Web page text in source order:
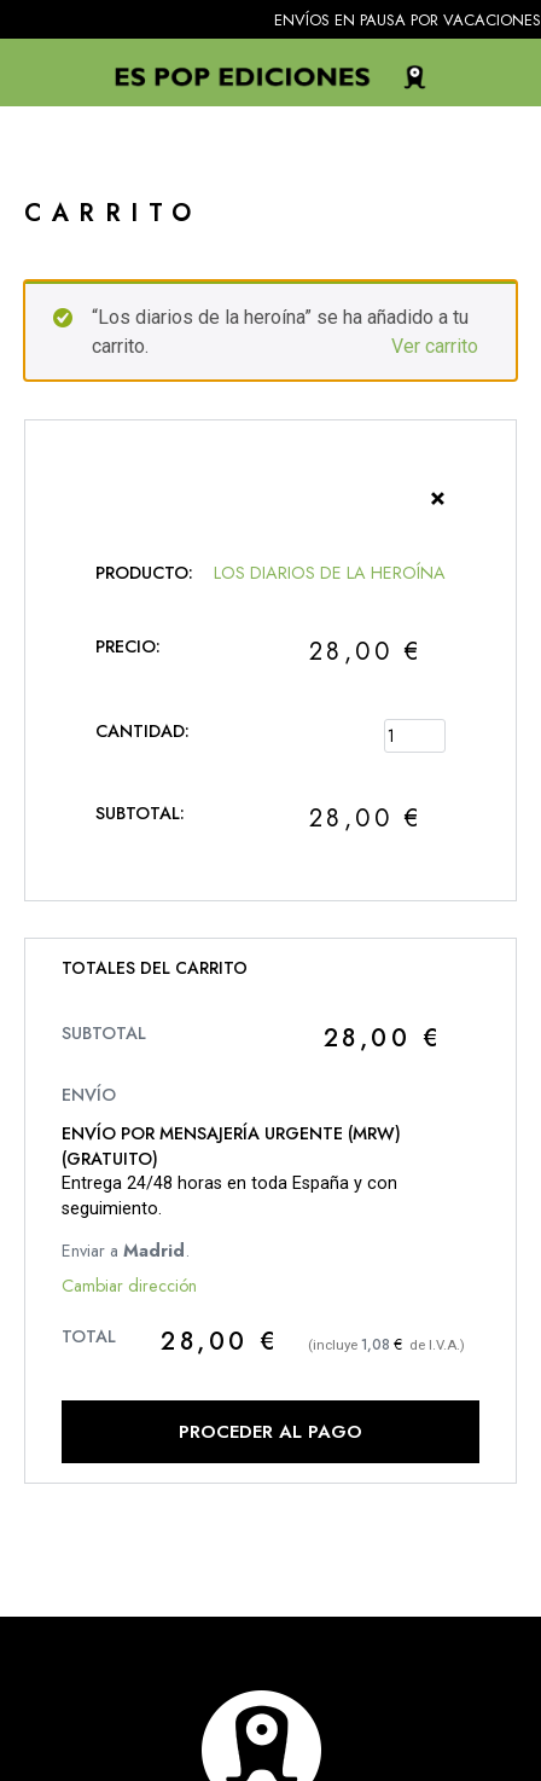
ENVÍOS EN PAUSA POR
CARRITO
“Los diarios de la heroína” se ha añadido a tu
carrito.
Ver carrito
×
LOS DIARIOS DE LA HEROÍNA
28,00€
28,00€
TOTALES DEL CARRITO
28,00 €
ENVÍO POR MENSAJERÍA URGENTE (MRW)
(GRATUITO)
Entrega 24/48 horas en toda España y con
seguimiento.
Enviar a Madrid.
Cambiar dirección
28,00 € (incluye 1,08 € de I.V.A.)
PROCEDER AL PAGO